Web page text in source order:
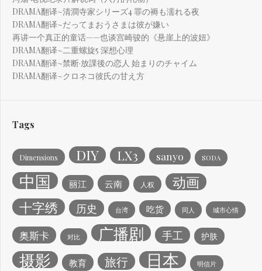
DRAMA翻译~清澗寺家シリーズ4 罪の褥も濡れる夜
DRAMA翻译~だってまおうさまは彼が嫌い
再讲一个真正的童话——也谈宫崎骏的《悬崖上的波妞》
DRAMA翻译~二重螺旋5 深想心理
DRAMA翻译~禁断·放課後の恋人 始まりのチャイム
DRAMA翻译~クロネコ彼氏の甘え方
Tags
Dimensions DIY LX3 sanyo SODA
中国 丽江 云南 人权 动画
十字绣 历史 台湾 吃货 同人 城市心情
奥斯卡 对比 广播剧 手工 护肤
摄影 教育 旅行 日本 明信片